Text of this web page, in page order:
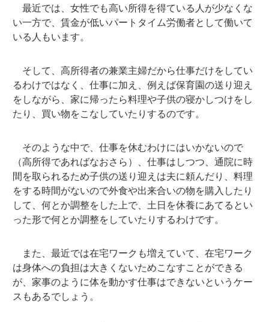
最近では、女性でも高い所得を得ている人が少なくな
い一方で、賃金が低いパートタイム労働者として働いて
いる人もいます。
そして、高所得者の兼業主婦だから仕事だけをしてい
るわけではなく、仕事に加え、例えば保育園の送り迎え
をしながら、家に帰ったら料理や子供の寝かしつけをし
たり、買い物をこなしていたりするのです。
そのような中で、仕事を休むわけにはいかないので
（高所得であればなおさら）、仕事はしつつ、通院に時
間を取られるため子供の送り迎えは夫に頼んだり、料理
をする時間がないので外食や出来合いの物を購入したり
して、何とか調整をした上で、土日を休養にあてるとい
った形で何とか調整をしていたりするわけです。
また、最近では在宅ワークも増えていて、在宅ワーク
は身体への負担は大きくないためこなすことができる
が、家事のように体を動かす仕事はできないというケー
スもあるでしょう。